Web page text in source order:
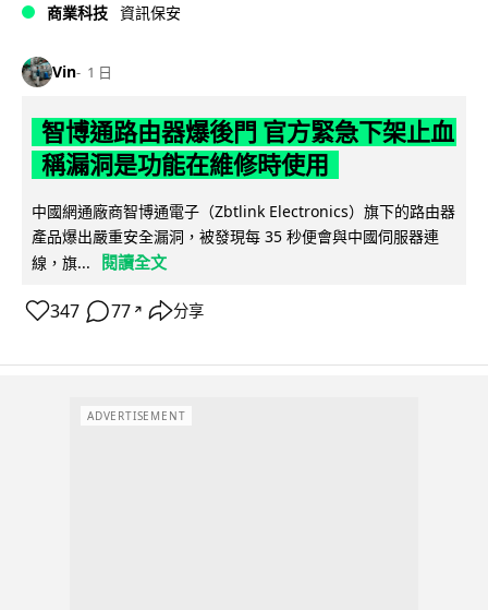
商業科技 資訊保安
Vin 1 日
智博通路由器爆後門 官方緊急下架止血
稱漏洞是功能在維修時使用
中國網通廠商智博通電子（Zbtlink Electronics）旗下的路由器
產品爆出嚴重安全漏洞，被發現每 35 秒便會與中國伺服器連
線，旗...
閱讀全文
347 77 ↗ 分享
ADVERTISEMENT